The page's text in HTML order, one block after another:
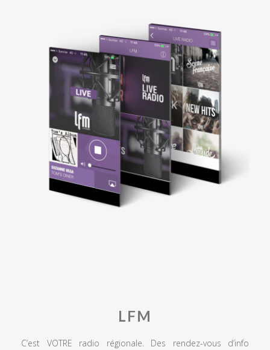
LFM
C’est VOTRE radio régionale. Des rendez-vous d’info